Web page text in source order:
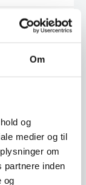
Om
og
medier og til
om
partnere inden
og